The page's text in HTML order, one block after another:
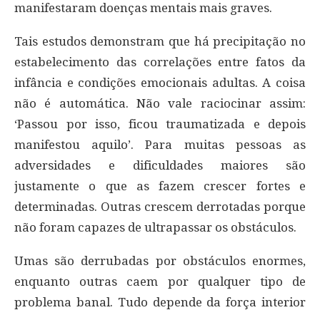
manifestaram doenças mentais mais graves.
Tais estudos demonstram que há precipitação no
estabelecimento das correlações entre fatos da
infância e condições emocionais adultas. A coisa
não é automática. Não vale raciocinar assim:
‘Passou por isso, ficou traumatizada e depois
manifestou aquilo’. Para muitas pessoas as
adversidades e dificuldades maiores são
justamente o que as fazem crescer fortes e
determinadas. Outras crescem derrotadas porque
não foram capazes de ultrapassar os obstáculos.
Umas são derrubadas por obstáculos enormes,
enquanto outras caem por qualquer tipo de
problema banal. Tudo depende da força interior